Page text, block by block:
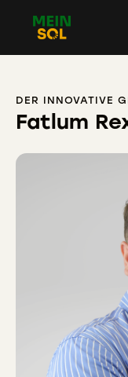
DER INNOVATIVE
Fatlum